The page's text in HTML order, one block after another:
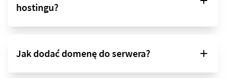
hostingu?
Jak dodać domenę do serwera?